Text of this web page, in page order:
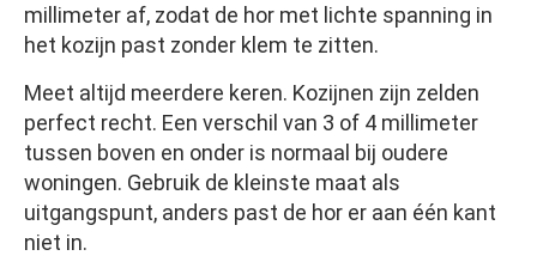
millimeter af, zodat de hor met lichte spanning in
het kozijn past zonder klem te zitten.
Meet altijd meerdere keren. Kozijnen zijn zelden
perfect recht. Een verschil van 3 of 4 millimeter
tussen boven en onder is normaal bij oudere
woningen. Gebruik de kleinste maat als
uitgangspunt, anders past de hor er aan één kant
niet in.